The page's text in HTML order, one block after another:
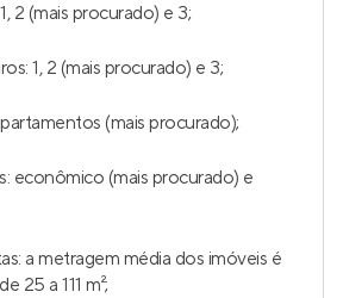
2 (mais procurado) e 3;
1, 2 (mais procurado) e 3;
(mais procurado);
econômico (mais procurado) e
a metragem média dos imóveis é
25 a 111 m²;